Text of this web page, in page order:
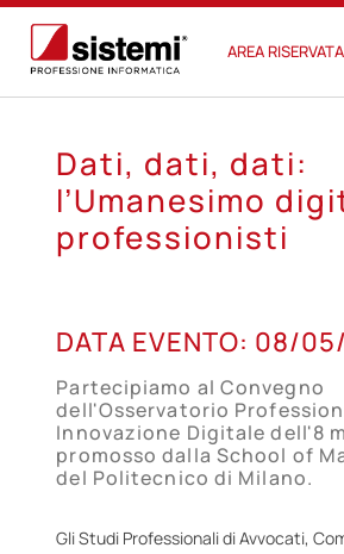
AREA RISERVATA
Dati, dati, dati:
l’Umanesimo
professionisti
08
MAG
DATA EVENTO: 08/
Partecipiamo al Convegno
dell'Osservatorio
Innovazione Digitale dell'8
promosso dalla School of
del Politecnico di Milano.
Gli Studi Professionali di Avvocati,